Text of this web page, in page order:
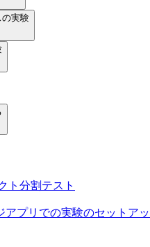
の実験
ト分割テスト
プリでの実験のセットアッ